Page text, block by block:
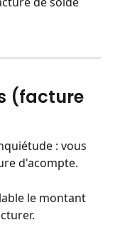
(facture
: vous
d'acompte.
le montant